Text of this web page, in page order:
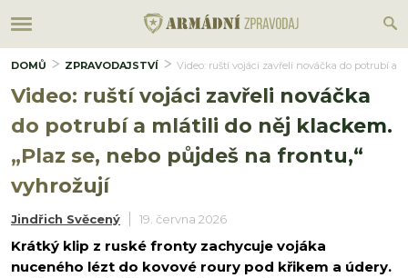
DOMŮ ZPRAVODAJSTVÍ Video: ruští vojáci zavřeli nováčka do potrubí a
Video: ruští vojáci zavřeli nováčka
do potrubí a mlátili do něj klackem.
„Plaz se, nebo půjdeš na frontu,“
vyhrožují
Jindřich Svěcený 19. června 2026
Krátký klip z ruské fronty zachycuje vojáka
nuceného lézt do kovové roury pod křikem a údery.